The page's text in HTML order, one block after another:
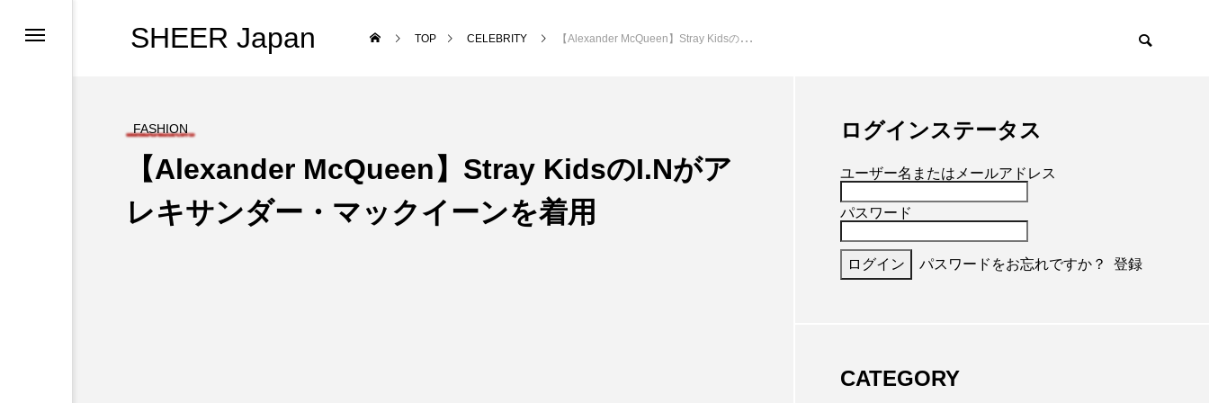
SHEER Japan TOP CELEBRITY 【Alexander McQueen】Stray KidsのI.Nがアレキサンダー・マックイーンを着用
FASHION
【Alexander McQueen】Stray KidsのI.Nがア
レキサンダー・マックイーンを着用
ログインステータス
ユーザー名またはメールアドレス
パスワード
パスワードをお忘れですか？ 登録
CATEGORY